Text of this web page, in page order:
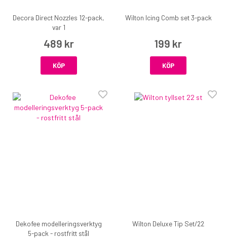
Decora Direct Nozzles 12-pack,
var 1
489 kr
KÖP
Wilton Icing Comb set 3-pack
199 kr
KÖP
Dekofee modelleringsverktyg
5-pack - rostfritt stål
Wilton Deluxe Tip Set/22